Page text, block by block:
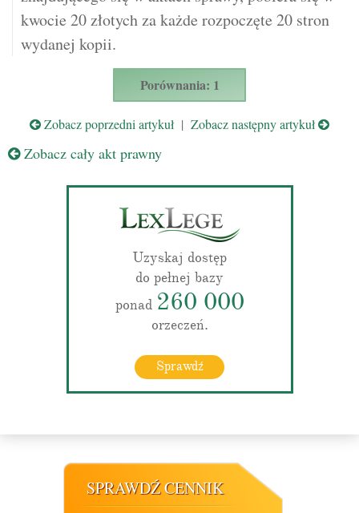
kwocie 20 złotych za każde rozpoczęte 20 stron
wydanej kopii.
Porównania: 1
Zobacz poprzedni artykuł | Zobacz następny artykuł
Zobacz cały akt prawny
Uzyskaj dostęp
do pełnej bazy
ponad 260 000
orzeczeń.
Sprawdź
SPRAWDŹ CENNIK